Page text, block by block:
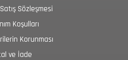
Sözleşmesi
Koşulları
Korunması
ve İade